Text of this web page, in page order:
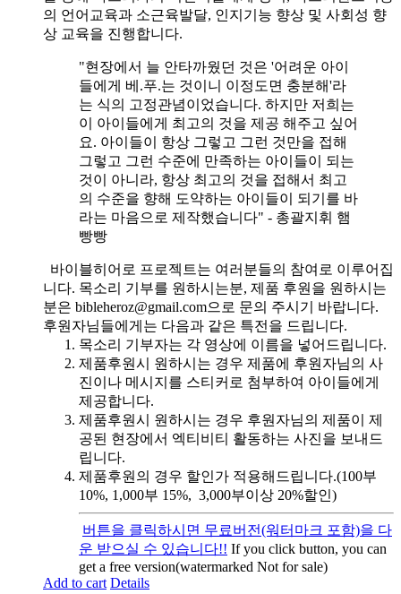
의 언어교육과 소근육발달, 인지기능 향상 및 사회성 향
상 교육을 진행합니다.
"현장에서 늘 안타까웠던 것은 '어려운 아이
들에게 베.푸.는 것이니 이정도면 충분해'라
는 식의 고정관념이었습니다. 하지만 저희는
이 아이들에게 최고의 것을 제공 해주고 싶어
요. 아이들이 항상 그렇고 그런 것만을 접해
그렇고 그런 수준에 만족하는 아이들이 되는
것이 아니라, 항상 최고의 것을 접해서 최고
의 수준을 향해 도약하는 아이들이 되기를 바
라는 마음으로 제작했습니다" - 총괄지휘 햄
빵빵
바이블히어로 프로젝트는 여러분들의 참여로 이루어집
니다. 목소리 기부를 원하시는분, 제품 후원을 원하시는
분은 bibleheroz@gmail.com으로 문의 주시기 바랍니다.
후원자님들에게는 다음과 같은 특전을 드립니다.
목소리 기부자는 각 영상에 이름을 넣어드립니다.
제품후원시 원하시는 경우 제품에 후원자님의 사
진이나 메시지를 스티커로 첨부하여 아이들에게
제공합니다.
제품후원시 원하시는 경우 후원자님의 제품이 제
공된 현장에서 엑티비티 활동하는 사진을 보내드
립니다.
제품후원의 경우 할인가 적용해드립니다.(100부
10%, 1,000부 15%, 3,000부이상 20%할인)
버튼을 클릭하시면 무료버전(워터마크 포함)을 다
운 받으실 수 있습니다!! If you click button, you can
get a free version(watermarked Not for sale)
Add to cart Details